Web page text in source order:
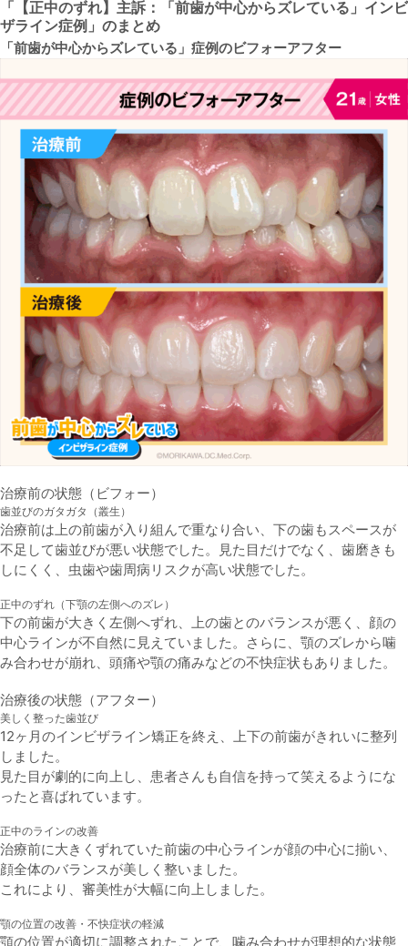
「【正中のずれ】主訴：「 前歯が中心からズレている 」インビ
ザライン症例」のまとめ
「前歯が中心からズレている 」症例のビフォーアフター
治療前の状態（ビフォー）
歯並びのガタガタ（叢生）
治療前は上の前歯が入り組んで重なり合い、下の歯もスペースが
不足して歯並びが悪い状態でした。見た目だけでなく、歯磨きも
しにくく、虫歯や歯周病リスクが高い状態でした。
正中のずれ（下顎の左側へのズレ）
下の前歯が大きく左側へずれ、上の歯とのバランスが悪く、顔の
中心ラインが不自然に見えていました。さらに、顎のズレから噛
み合わせが崩れ、頭痛や顎の痛みなどの不快症状もありました。
治療後の状態（アフター）
美しく整った歯並び
12ヶ月のインビザライン矯正を終え、上下の前歯がきれいに整列
しました。
見た目が劇的に向上し、患者さんも自信を持って笑えるようにな
ったと喜ばれています。
正中のラインの改善
治療前に大きくずれていた前歯の中心ラインが顔の中心に揃い、
顔全体のバランスが美しく整いました。
これにより、審美性が大幅に向上しました。
顎の位置の改善・不快症状の軽減
顎の位置が適切に調整されたことで、噛み合わせが理想的な状態